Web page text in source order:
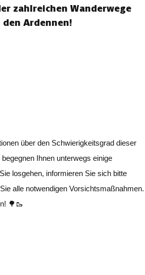
zahlreichen Wanderwege
den Ardennen!
über den Schwierigkeitsgrad dieser
Ihnen unterwegs einige
losgehen, informieren Sie sich bitte
alle notwendigen Vorsichtsmaßnahmen.
🌳🥾